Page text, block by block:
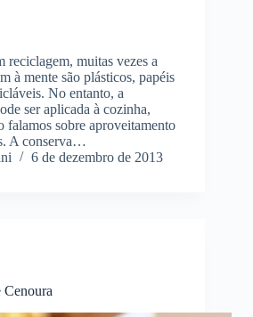
reciclagem, muitas vezes a
à mente são plásticos, papéis
No entanto, a
ser aplicada à cozinha,
falamos sobre aproveitamento
A conserva…
6 de dezembro de 2013